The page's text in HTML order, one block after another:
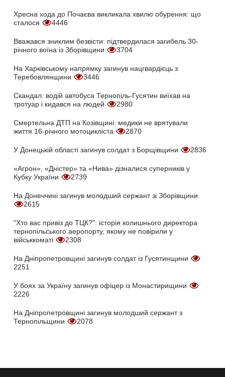
Хресна хода до Почаєва викликала хвилю обурення: що
сталося
4446
Вважався зниклим безвісти: підтвердилася загибель 30-
річного воїна із Зборівщини
3704
На Харківському напрямку загинув нацгвардієць з
Теребовлянщини
3446
Скандал: водій автобуса Тернопіль-Гусятин виїхав на
тротуар і кидався на людей
2980
Смертельна ДТП на Козівщині: медики не врятували
життя 16-річного мотоцикліста
2870
У Донецькій області загинув солдат з Борщівщини 2836
«Агрон», «Дністер» та «Нива» дізналися суперників у
Кубку України
2739
На Донеччині загинув молодший сержант зі Зборівщини
2615
"Хто вас привіз до ТЦК?": історія колишнього директора
тернопільського аеропорту, якому не повірили у
військкоматі
2308
На Дніпропетровщині загинув солдат із Гусятинщини
2251
У боях за Україну загинув офіцер із Монастирищини
2226
На Дніпропетровщині загинув молодший сержант з
Тернопільщини
2078